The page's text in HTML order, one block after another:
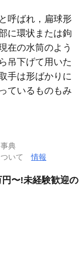
呼ばれ，扁球形
に環状または鉤
在の水筒のよう
吊下げて用いた
手は形ばかりに
ているものもみ
典
ついて情報
〜!未経験歓迎の